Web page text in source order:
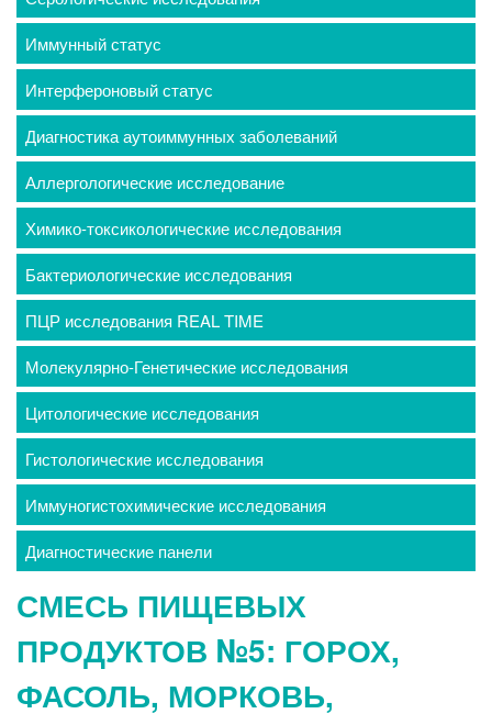
Иммунный статус
Интерфероновый статус
Диагностика аутоиммунных заболеваний
Аллергологические исследование
Химико-токсикологические исследования
Бактериологические исследования
ПЦР исследования REAL TIME
Молекулярно-Генетические исследования
Цитологические исследования
Гистологические исследования
Иммуногистохимические исследования
Диагностические панели
СМЕСЬ ПИЩЕВЫХ
ПРОДУКТОВ №5: ГОРОХ,
ФАСОЛЬ, МОРКОВЬ,